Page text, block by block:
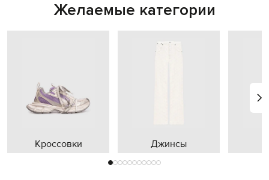
Желаемые категории
Кроссовки Джинсы